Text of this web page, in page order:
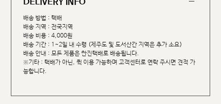
DELIVERY INFO
배송 방법 : 택배
배송 지역 : 전국지역
배송 비용 : 4,000원
배송 기간 : 1~2일 내 수령 (제주도 및 도서산간 지역은 추가 소요)
배송 안내 : 모든 제품은 한진택배로 배송됩니다.
※기타 : 택배가 아닌, 퀵 이용 가능하며 고객센터로 연락 주시면 견적 가
능합니다.